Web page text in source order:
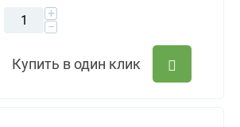
+
−
Купить в один клик